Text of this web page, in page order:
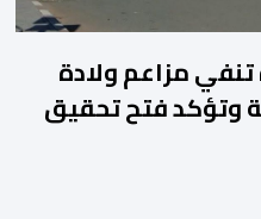
مزاعم ولادة
وتؤكد فتح تحقيق